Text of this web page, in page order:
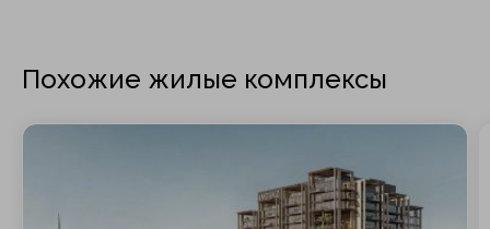
Похожие жилые комплексы